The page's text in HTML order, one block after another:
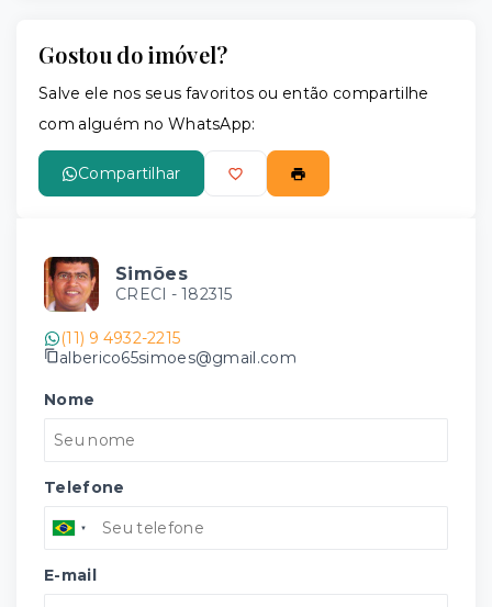
Gostou do imóvel?
Salve ele nos seus favoritos ou então compartilhe
com alguém no WhatsApp:
Compartilhar
Simões
CRECI - 182315
(11) 9 4932-2215
alberico65simoes@gmail.com
Nome
Telefone
E-mail